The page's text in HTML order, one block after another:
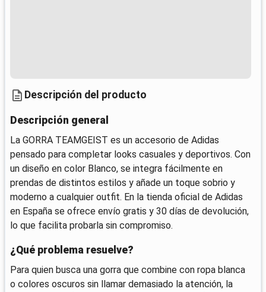
Descripción del producto
Descripción general
La GORRA TEAMGEIST es un accesorio de Adidas
pensado para completar looks casuales y deportivos. Con
un diseño en color Blanco, se integra fácilmente en
prendas de distintos estilos y añade un toque sobrio y
moderno a cualquier outfit. En la tienda oficial de Adidas
en España se ofrece envío gratis y 30 días de devolución,
lo que facilita probarla sin compromiso.
¿Qué problema resuelve?
Para quien busca una gorra que combine con ropa blanca
o colores oscuros sin llamar demasiado la atención, la